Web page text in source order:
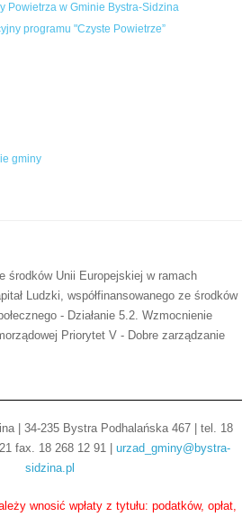
Powietrza w Gminie Bystra-Sidzina
programu "Czyste Powietrze”
gminy
środków Unii Europejskiej w ramach
Ludzki, współfinansowanego ze środków
- Działanie 5.2. Wzmocnienie
Priorytet V - Dobre zarządzanie
| 34-235 Bystra Podhalańska 467 | tel. 18
fax. 18 268 12 91 | urzad_gminy@bystra-
sidzina.pl
wnosić wpłaty z tytułu: podatków, opłat,